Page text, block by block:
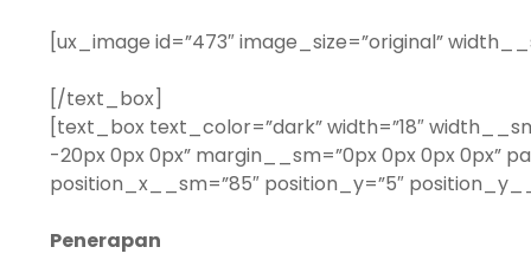
[ux_image id=”473″ image_size=”original”
[/text_box]
[text_box text_color=”dark” width=”18″
-20px 0px 0px” margin__sm=”0px 0px 0px 0px”
position_x__sm=”85″ position_y=”5″
Penerapan